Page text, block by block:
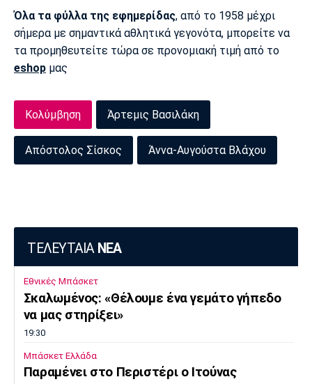
Όλα τα φύλλα της εφημερίδας, από το 1958 μέχρι
σήμερα με σημαντικά αθλητικά γεγονότα, μπορείτε να
τα προμηθευτείτε τώρα σε προνομιακή τιμή από το
eshop μας
Κολύμβηση Άρτεμις Βασιλάκη
Απόστολος Σίσκος Άννα-Αυγούστα Βλάχου
ΤΕΛΕΥΤΑΙΑ ΝΕΑ
Εθνικές Μπάσκετ
Σκαλωμένος: «Θέλουμε ένα γεμάτο γήπεδο
να μας στηρίξει»
19:30
Μπάσκετ Ελλάδα
Παραμένει στο Περιστέρι ο Ιτούνας